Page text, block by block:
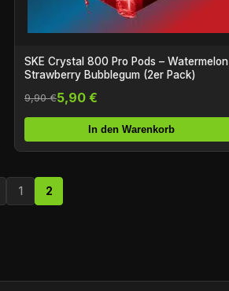
SKE Crystal 800 Pro Pods – Watermelon
Strawberry Bubblegum (2er Pack)
9,90 €5,90 €
In den Warenkorb
1 2